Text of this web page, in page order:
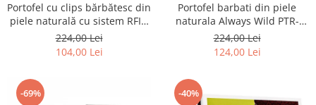
Portofel cu clips bărbătesc din
piele naturală cu sistem RFID
- Rovicky PTR-N1908-RVT-9799
BLACK
224,00 Lei
104,00 Lei
Portofel barbati din piele
naturala Always Wild PTR-
2900-BIC
224,00 Lei
124,00 Lei
-69% -40%